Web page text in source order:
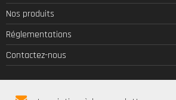
Nos produits
Réglementations
Contactez-nous